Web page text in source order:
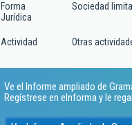
Forma
Jurídica
Sociedad
Actividad Otras
Ve el Informe ampliado de
Regístrese en eInforma y le